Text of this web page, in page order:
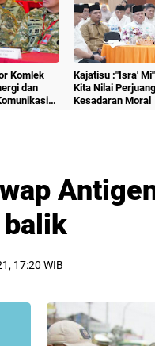
Komlek
dan
Kajatisu :"Isra'
Kita Nilai
Kesadaran Moral
balik
17:20 WIB